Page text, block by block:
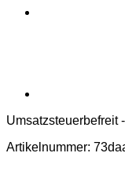
Umsatzsteuerbefreit
Artikelnummer: